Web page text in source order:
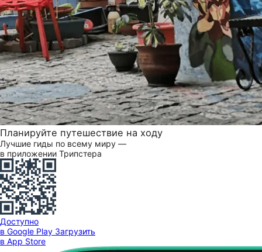
Планируйте путешествие на ходу
Лучшие гиды по всему миру —
в приложении Трипстера
Доступно
в Google Play Загрузить
в App Store